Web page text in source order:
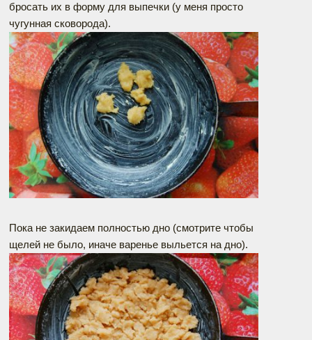
бросать их в форму для выпечки (у меня просто
чугунная сковорода).
Пока не закидаем полностью дно (смотрите чтобы
щелей не было, иначе варенье выльется на дно).